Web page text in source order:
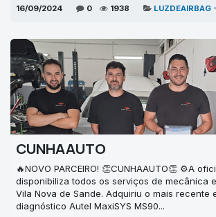
16/09/2024 0 1938 LUZDEAIRBAG
CUNHAAUTO
🔥NOVO PARCEIRO! 👏CUNHAAUTO👏 ⚙A
disponibiliza todos os serviços de mecânica
Vila Nova de Sande. Adquiriu o mais recente
diagnóstico Autel MaxiSYS MS90...